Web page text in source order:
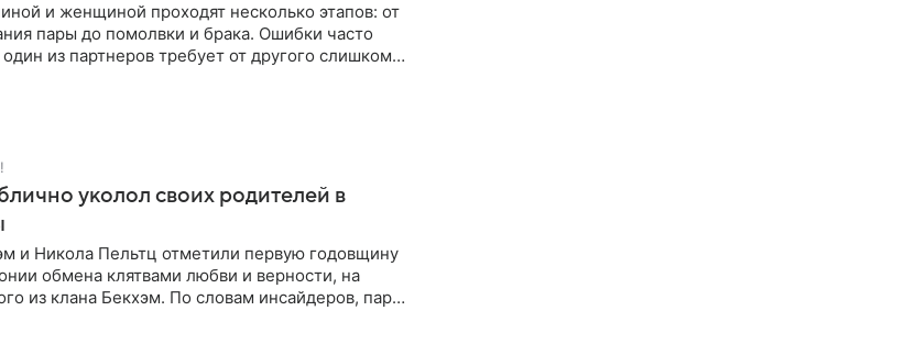
и женщиной проходят несколько этапов: от
пары до помолвки и брака. Ошибки часто
один из партнеров требует от другого слишком
уколол своих родителей в
и Никола Пельтц отметили первую годовщину
обмена клятвами любви и верности, на
из клана Бекхэм. По словам инсайдеров, пара